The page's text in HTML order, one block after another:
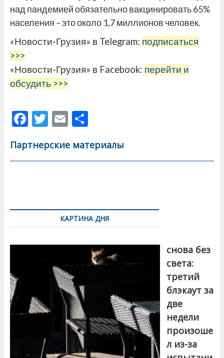
над пандемией обязательно вакцинировать 65%
населения – это около 1,7 миллионов человек.
«Новости-Грузия» в Telegram: подписаться
>>>
«Новости-Грузия» в Facebook: перейти и
обсудить >>>
F
e
b
k
T
itt
er
E
ai
l
О
р
а
ть
Партнерские материалы
по
записямКАРТИНА ДНЯ
снова без
света:
третий
блэкаут за
две
недели
произоше
л из-за